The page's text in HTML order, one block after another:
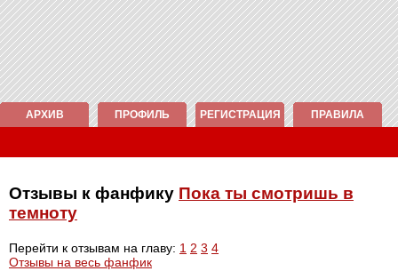
АРХИВ ПРОФИЛЬ РЕГИСТРАЦИЯ ПРАВИЛА
Отзывы к фанфику Пока ты смотришь в
темноту
Перейти к отзывам на главу: 1 2 3 4
Отзывы на весь фанфик